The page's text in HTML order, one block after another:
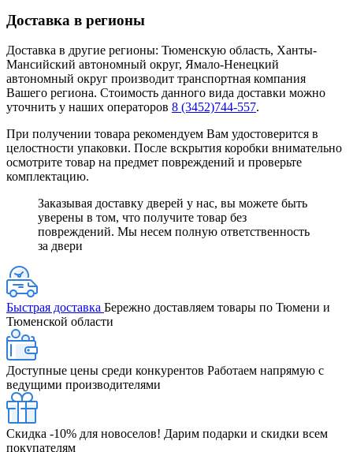
Доставка в регионы
Доставка в другие регионы: Тюменскую область, Ханты-
Мансийский автономный округ, Ямало-Ненецкий
автономный округ производит транспортная компания
Вашего региона. Стоимость данного вида доставки можно
уточнить у наших операторов 8 (3452)744-557.
При получении товара рекомендуем Вам удостоверится в
целостности упаковки. После вскрытия коробки внимательно
осмотрите товар на предмет повреждений и проверьте
комплектацию.
Заказывая доставку дверей у нас, вы можете быть
уверены в том, что получите товар без
повреждений. Мы несем полную ответственность
за двери
Быстрая доставка Бережно доставляем товары по Тюмени и
Тюменской области
Доступные цены среди конкурентов Работаем напрямую с
ведущими производителями
Скидка -10% для новоселов! Дарим подарки и скидки всем
покупателям